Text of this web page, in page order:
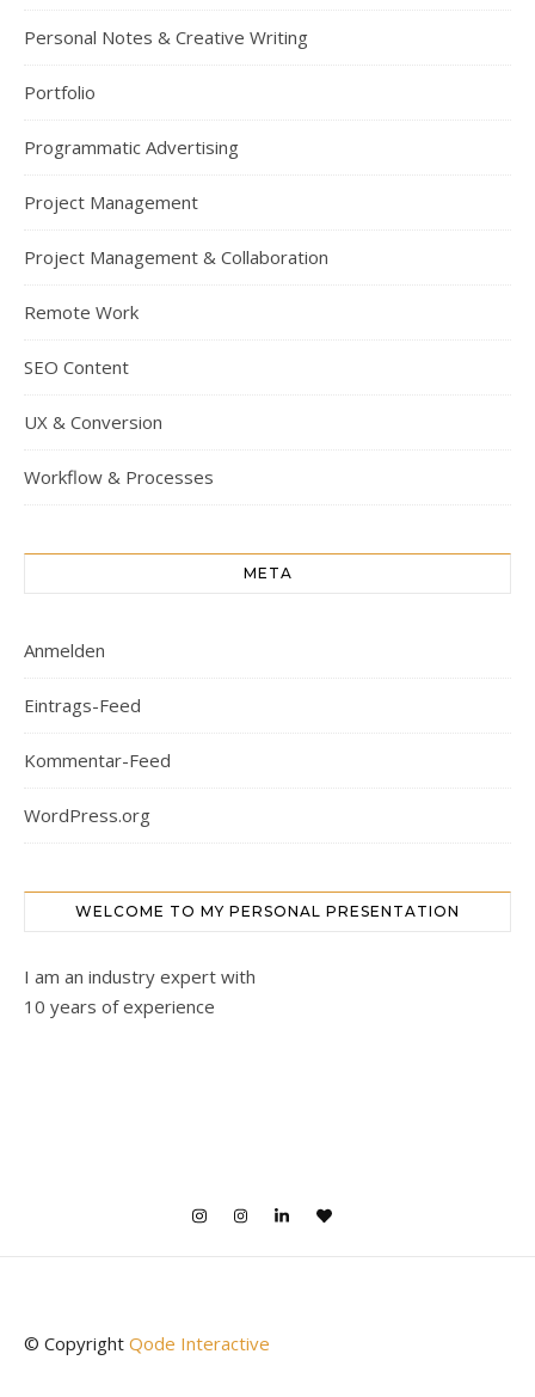
Personal Notes & Creative Writing
Portfolio
Programmatic Advertising
Project Management
Project Management & Collaboration
Remote Work
SEO Content
UX & Conversion
Workflow & Processes
META
Anmelden
Eintrags-Feed
Kommentar-Feed
WordPress.org
WELCOME TO MY PERSONAL PRESENTATION
I am an industry expert with
10 years of experience
© Copyright Qode Interactive